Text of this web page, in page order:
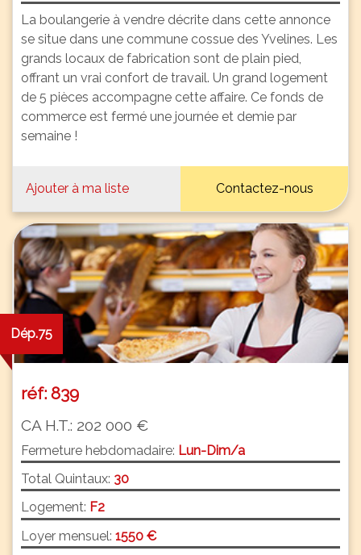
La boulangerie à vendre décrite dans cette annonce
se situe dans une commune cossue des Yvelines. Les
grands locaux de fabrication sont de plain pied,
offrant un vrai confort de travail. Un grand logement
de 5 pièces accompagne cette affaire. Ce fonds de
commerce est fermé une journée et demie par
semaine !
Ajouter à ma liste Contactez-nous
Dép.75
réf: 839
CA H.T.: 202 000 €
Fermeture hebdomadaire: Lun-Dim/a
Total Quintaux: 30
Logement: F2
Loyer mensuel: 1550 €